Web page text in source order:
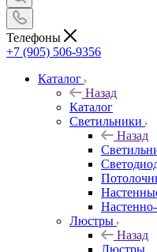
Телефоны
+7 (905) 506-9356
Каталог
Назад
Каталог
Светильники
Назад
Люстры
Назад
Люстры